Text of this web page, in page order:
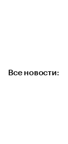
Все новости: